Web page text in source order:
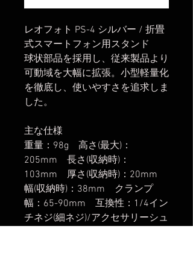
レオフォト PS-4 シルバー / 折畳
式スマートフォン用スタンド
球状部品を採用し、従来製品より
可動域を大幅に拡張。小型軽量化
を徹底し、使いやすさを追求しま
した。
主な仕様
重量：98g 高さ(最大)：
205mm 長さ(収納時)：
103mm 厚さ(収納時)：20mm
幅(収納時)：38mm クランプ
幅：65-90mm 互換性：1/4イン
チネジ(細ネジ)/アクセサリーシュ